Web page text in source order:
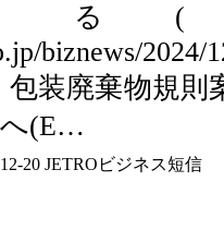
る
biznews/2024/
装廃棄物規則
へ(E…